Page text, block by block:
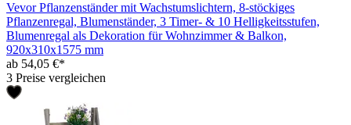
Vevor Pflanzenständer mit Wachstumslichtern, 8-stöckiges
Pflanzenregal, Blumenständer, 3 Timer- & 10 Helligkeitsstufen,
Blumenregal als Dekoration für Wohnzimmer & Balkon,
920x310x1575 mm
ab 54,05 €*
3 Preise vergleichen